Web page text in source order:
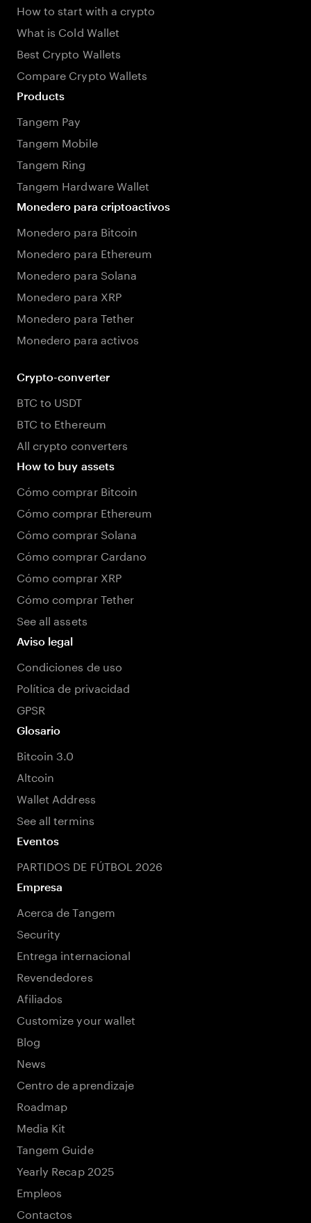
How to start with a crypto
What is Cold Wallet
Best Crypto Wallets
Compare Crypto Wallets
Products
Tangem Pay
Tangem Mobile
Tangem Ring
Tangem Hardware Wallet
Monedero para criptoactivos
Monedero para Bitcoin
Monedero para Ethereum
Monedero para Solana
Monedero para XRP
Monedero para Tether
Monedero para activos
Crypto-converter
BTC to USDT
BTC to Ethereum
All crypto converters
How to buy assets
Cómo comprar Bitcoin
Cómo comprar Ethereum
Cómo comprar Solana
Cómo comprar Cardano
Cómo comprar XRP
Cómo comprar Tether
See all assets
Aviso legal
Condiciones de uso
Política de privacidad
GPSR
Glosario
Bitcoin 3.0
Altcoin
Wallet Address
See all termins
Eventos
PARTIDOS DE FÚTBOL 2026
Empresa
Acerca de Tangem
Security
Entrega internacional
Revendedores
Afiliados
Customize your wallet
Blog
News
Centro de aprendizaje
Roadmap
Media Kit
Tangem Guide
Yearly Recap 2025
Empleos
Contactos